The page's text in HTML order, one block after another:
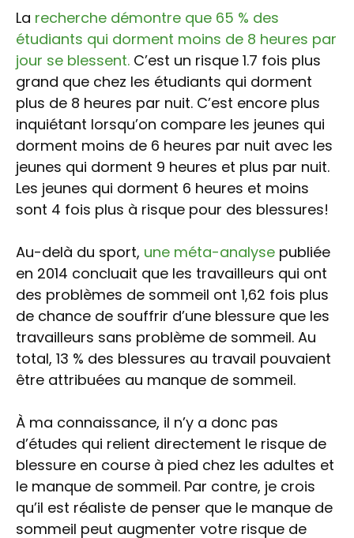
La recherche démontre que 65 % des
étudiants qui dorment moins de 8 heures par
jour se blessent. C’est un risque 1.7 fois plus
grand que chez les étudiants qui dorment
plus de 8 heures par nuit. C’est encore plus
inquiétant lorsqu’on compare les jeunes qui
dorment moins de 6 heures par nuit avec les
jeunes qui dorment 9 heures et plus par nuit.
Les jeunes qui dorment 6 heures et moins
sont 4 fois plus à risque pour des blessures!
Au-delà du sport, une méta-analyse publiée
en 2014 concluait que les travailleurs qui ont
des problèmes de sommeil ont 1,62 fois plus
de chance de souffrir d’une blessure que les
travailleurs sans problème de sommeil. Au
total, 13 % des blessures au travail pouvaient
être attribuées au manque de sommeil.
À ma connaissance, il n’y a donc pas
d’études qui relient directement le risque de
blessure en course à pied chez les adultes et
le manque de sommeil. Par contre, je crois
qu’il est réaliste de penser que le manque de
sommeil peut augmenter votre risque de